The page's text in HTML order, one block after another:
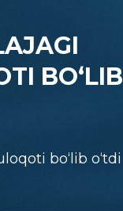
BO‘LIB
bo‘lib o‘tdi